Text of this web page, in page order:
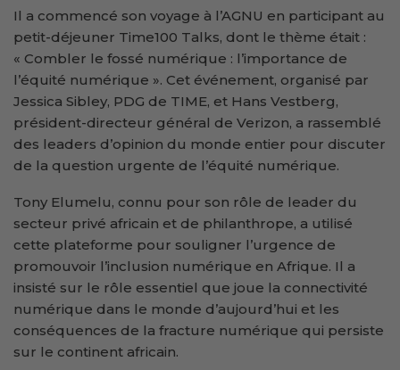
Il a commencé son voyage à l’AGNU en participant au
petit-déjeuner Time100 Talks, dont le thème était :
« Combler le fossé numérique : l’importance de
l’équité numérique ». Cet événement, organisé par
Jessica Sibley, PDG de TIME, et Hans Vestberg,
président-directeur général de Verizon, a rassemblé
des leaders d’opinion du monde entier pour discuter
de la question urgente de l’équité numérique.
Tony Elumelu, connu pour son rôle de leader du
secteur privé africain et de philanthrope, a utilisé
cette plateforme pour souligner l’urgence de
promouvoir l’inclusion numérique en Afrique. Il a
insisté sur le rôle essentiel que joue la connectivité
numérique dans le monde d’aujourd’hui et les
conséquences de la fracture numérique qui persiste
sur le continent africain.